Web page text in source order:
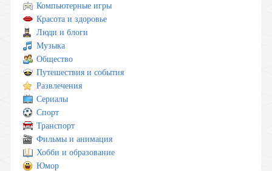
Компьютерные игры
Красота и здоровье
Люди и блоги
Музыка
Общество
Путешествия и события
Развлечения
Сериалы
Спорт
Транспорт
Фильмы и анимация
Хобби и образование
Юмор